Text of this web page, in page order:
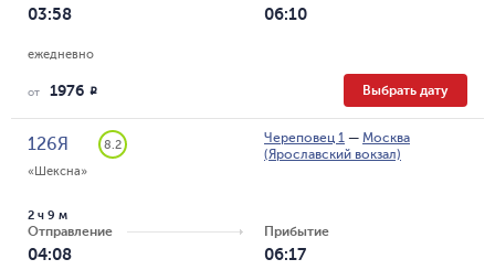
03:58 06:10
ежедневно
от 1976 R Выбрать дату
126Я
8.2
«Шексна»
Череповец 1 — Москва
(Ярославский вокзал)
Отправление
04:08
2 ч 9 м
Прибытие
06:17